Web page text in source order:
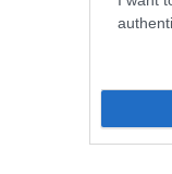
4.